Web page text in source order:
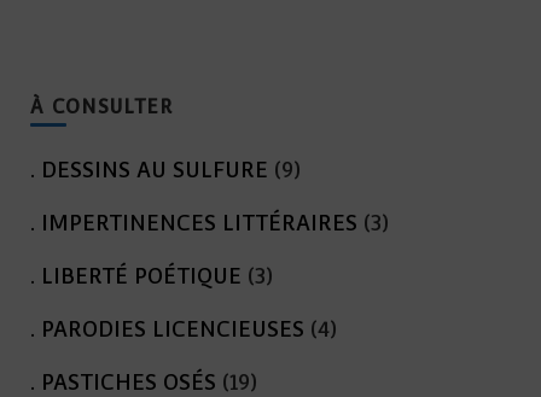
À CONSULTER
. DESSINS AU SULFURE (9)
. IMPERTINENCES LITTÉRAIRES (3)
. LIBERTÉ POÉTIQUE (3)
. PARODIES LICENCIEUSES (4)
. PASTICHES OSÉS (19)